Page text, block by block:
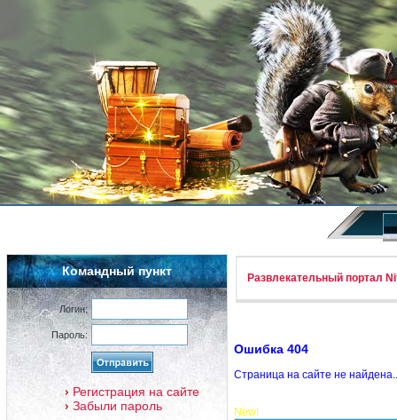
Командный пункт
Логин:
Пароль:
Регистрация на сайте
Забыли пароль
Развлекательный портал
Ошибка 404
Страница на сайте не
New!